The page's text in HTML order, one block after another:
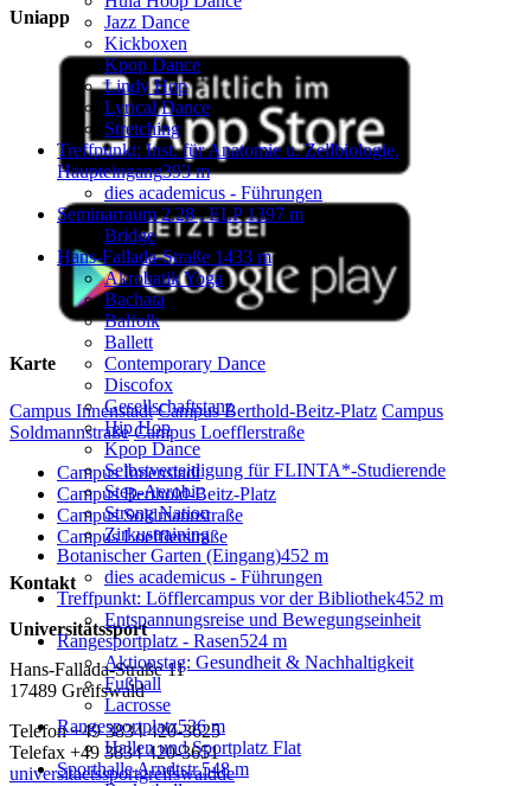
Jazz Dance
Kickboxen
Kpop Dance
Lindy Hop
Lyrical Dance
Stretching
Treffpunkt: Inst. für Anatomie u. Zellbiologie,
Haupteingang393 m
dies academicus - Führungen
Seminarraum 2.28 , ELP 1397 m
Bridge
Hans-Fallada-Straße 1433 m
Akrobatik Yoga
Bachata
Balfolk
Ballett
Contemporary Dance
Discofox
Gesellschaftstanz
Hip Hop
Kpop Dance
Selbstverteidigung für FLINTA*-Studierende
Step-Aerobic
Strong Nation
Zirkustraining
Botanischer Garten (Eingang)452 m
dies academicus - Führungen
Treffpunkt: Löfflercampus vor der Bibliothek452 m
Entspannungsreise und Bewegungseinheit
Rangesportplatz - Rasen524 m
Aktionstag: Gesundheit & Nachhaltigkeit
Fußball
Lacrosse
Rangesportplatz536 m
Hallen und Sportplatz Flat
Sporthalle Arndtstr.548 m
Uniapp
Karte
Campus Innenstadt Campus Berthold-Beitz-Platz Campus
Soldmannstraße Campus Loefflerstraße
Campus Innenstadt
Campus Berthold-Beitz-Platz
Campus Soldmannstraße
Campus Loefflerstraße
Kontakt
Universitätssport
Hans-Fallada-Straße 11
17489 Greifswald
Telefon +49 3834 420-3625
Telefax +49 3834 420-3651
universitaetssportgreifswaldde